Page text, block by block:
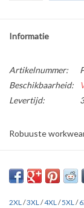
Informatie
Artikelnummer:
Beschikbaarheid:
Levertijd:
Robuuste
Verkrijgbaar in8
Ribboord en nek
knoopjes.
2XL/3XL/4XL/5XL/